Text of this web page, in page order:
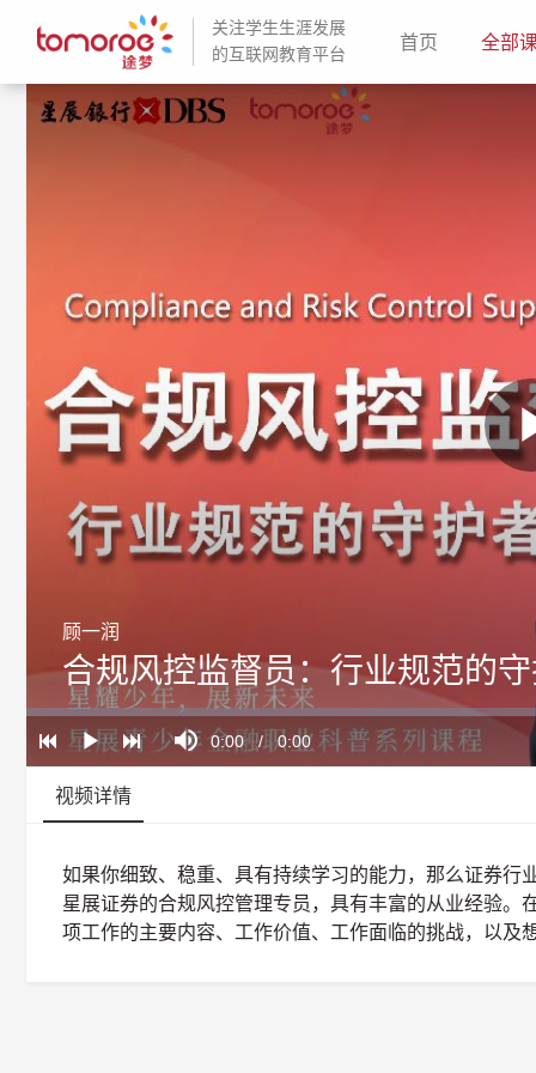
关注学生生涯发展
的互联网教育平台
首页(current)
全部
Play
Mute
Current
0:00 / Duration
0:00
Loaded:
0%
Progress:
0%
顾一润
合规风控监督员：行业规范的
视频详情
如果你细致、稳重、具有持续学习的能力，那么证券
星展证券的合规风控管理专员，具有丰富的从业经验
项工作的主要内容、工作价值、工作面临的挑战，以及